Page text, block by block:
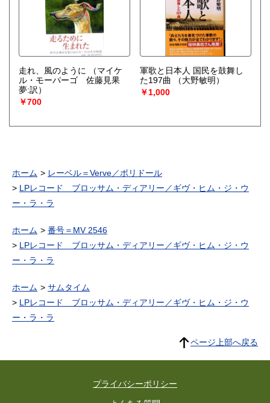
走れ、風のように
（マイケ
ル・モーパーゴ 佐藤見果
夢:訳）
￥700
軍歌と日本人 国民を鼓舞し
た197曲
（大野敏明）
￥1,000
ホーム
レーベル＝Verve／ポリドール
LPレコード ブロッサム・ディアリー／ギヴ・ヒム・ジ・ウ
ー・ラ・ラ
ホーム
番号＝MV 2546
LPレコード ブロッサム・ディアリー／ギヴ・ヒム・ジ・ウ
ー・ラ・ラ
ホーム
サムタイム
LPレコード ブロッサム・ディアリー／ギヴ・ヒム・ジ・ウ
ー・ラ・ラ
ページ上部へ戻る
プライバシーポリシー